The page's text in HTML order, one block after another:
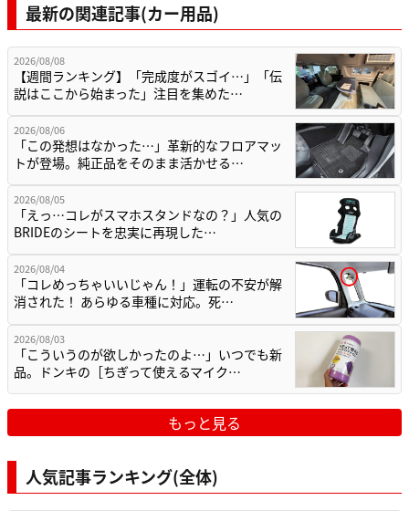
最新の関連記事(カー用品)
2026/08/08
【週間ランキング】「完成度がスゴイ…」「伝
説はここから始まった」注目を集めた…
2026/08/06
「この発想はなかった…」革新的なフロアマッ
トが登場。純正品をそのまま活かせる…
2026/08/05
「えっ…コレがスマホスタンドなの？」人気の
BRIDEのシートを忠実に再現した…
2026/08/04
「コレめっちゃいいじゃん！」運転の不安が解
消された！ あらゆる車種に対応。死…
2026/08/03
「こういうのが欲しかったのよ…」いつでも新
品。ドンキの［ちぎって使えるマイク…
もっと見る
人気記事ランキング(全体)